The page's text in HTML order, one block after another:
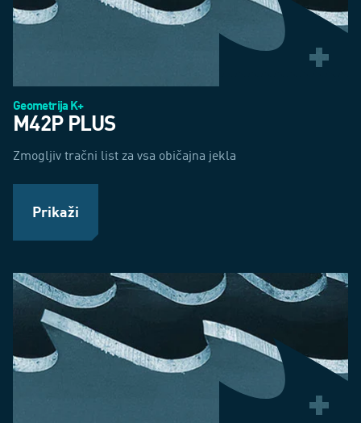
Geometrija K+
M42P PLUS
Zmogljiv tračni list za vsa običajna jekla
Prikaži